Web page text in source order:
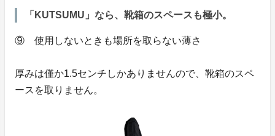
「KUTSUMU」なら、靴箱のスペースも極小。
⑨ 使用しないときも場所を取らない薄さ
厚みは僅か1.5センチしかありませんので、靴箱のスペ
ースを取りません。